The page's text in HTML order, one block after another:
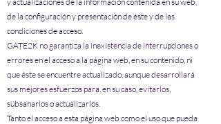
de la configuración y presentación de éste y de las
condiciones de acceso.
GATE2K no garantiza la inexistencia de interrupciones o
errores en el acceso a la página web, en su contenido, ni
que éste se encuentre actualizado, aunque desarrollará
sus mejores esfuerzos para, en su caso, evitarlos,
subsanarlos o actualizarlos.
Tanto el acceso a esta página web como el uso que pueda